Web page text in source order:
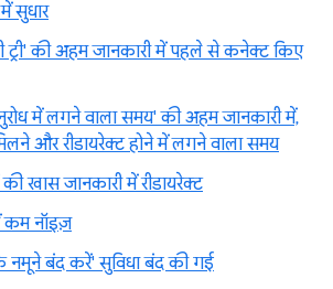
सुधार
ट्री' की अहम जानकारी में पहले से कनेक्ट किए
में लगने वाला समय' की अहम जानकारी में,
और रीडायरेक्ट होने में लगने वाला समय
खास जानकारी में रीडायरेक्ट
कम नॉइज़
बंद करें' सुविधा बंद की गई